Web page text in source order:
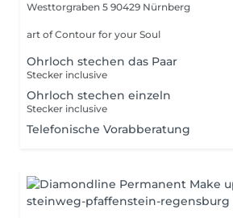
Westtorgraben 5 90429 Nürnberg
art of Contour for your Soul
Ohrloch stechen das Paar
Stecker inclusive
Ohrloch stechen einzeln
Stecker inclusive
Telefonische Vorabberatung